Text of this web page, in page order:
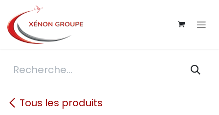
Se rendre au contenu
Tous les produits